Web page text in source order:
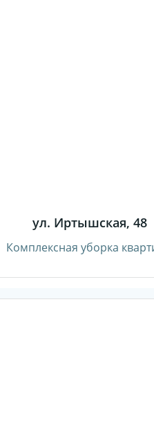
ул. Иртышская, 48
Комплексная уборка